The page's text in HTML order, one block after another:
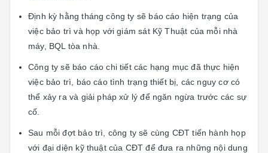
Định kỳ hằng tháng công ty sẽ báo cáo hiện trạng của
việc bảo trì và họp với giám sát Kỹ Thuật của mỗi nhà
máy, BQL tòa nhà.
Công ty sẽ báo cáo chi tiết các hạng mục đã thực hiện
việc bảo trì, báo cáo tình trạng thiết bị, các nguy cơ có
thể xảy ra và giải pháp xử lý để ngăn ngừa trước các sự
cố.
Sau mỗi đợt bảo trì, công ty sẽ cùng CĐT tiến hành họp
với đại diện kỹ thuật của CĐT để đưa ra những nội dung